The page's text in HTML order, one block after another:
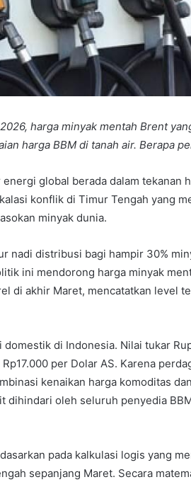
harga minyak mentah Brent
harga BBM di tanah air. Berapa
global berada dalam tekanan
konflik di Timur Tengah yang
minyak dunia.
nadi distribusi bagi hampir 30%
ini mendorong harga minyak
di akhir Maret, mencatatkan level
di Indonesia. Nilai tukar
per Dolar AS. Karena
kenaikan harga komoditas
dihindari oleh seluruh penyedia
pada kalkulasi logis yang
sepanjang Maret. Secara